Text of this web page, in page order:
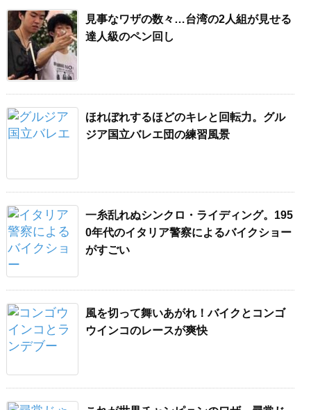
見事なワザの数々…台湾の2人組が見せる
達人級のペン回し
ほれぼれするほどのキレと回転力。グル
ジア国立バレエ団の練習風景
一糸乱れぬシンクロ・ライディング。195
0年代のイタリア警察によるバイクショー
がすごい
風を切って舞いあがれ！バイクとコンゴ
ウインコのレースが爽快